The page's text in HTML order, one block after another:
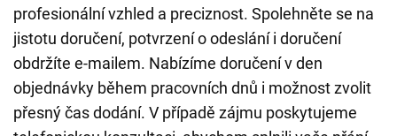
profesionální vzhled a preciznost. Spolehněte se na
jistotu doručení, potvrzení o odeslání i doručení
obdržíte e-mailem. Nabízíme doručení v den
objednávky během pracovních dnů i možnost zvolit
přesný čas dodání. V případě zájmu poskytujeme